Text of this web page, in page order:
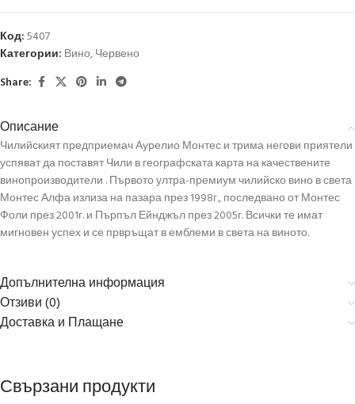
Код:5407
Категории: Вино,Червено
Share:
Описание
Чилийският предприемач Аурелио Монтес и трима негови приятели
успяват да поставят Чили в географската карта на качествените
винопроизводители . Първото ултра-премиум чилийско вино в света
Монтес Алфа излиза на пазара през 1998г., последвано от Монтес
Фоли през 2001г. и Пърпъл Ейнджъл през 2005г. Всички те имат
мигновен успех и се првръщат в емблеми в света на виното.
Допълнителна информация
Отзиви (0)
Доставка и Плащане
Свързани продукти